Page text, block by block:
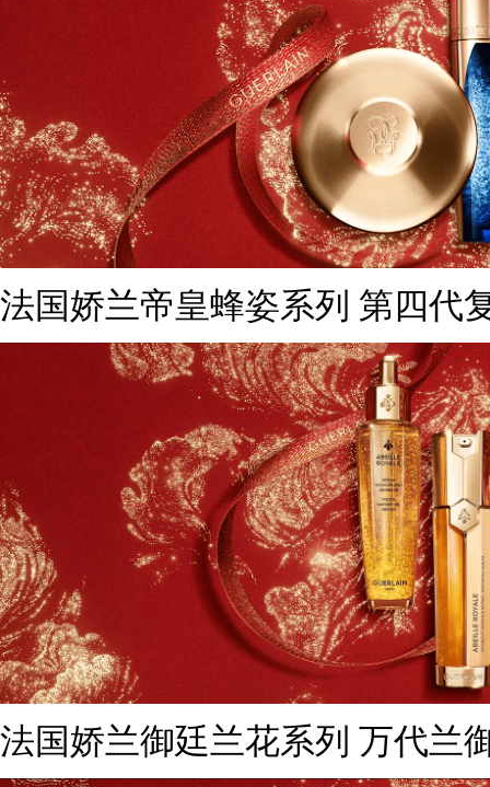
法国娇兰帝皇蜂姿系列 第四代
法国娇兰御廷兰花系列 万代兰